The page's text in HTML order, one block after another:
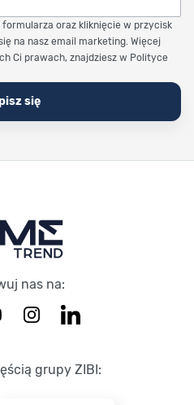
oraz kliknięcie w przycisk
na nasz email marketing. Więcej
Ci prawach, znajdziesz w Polityce
się
nas na:
grupy ZIBI: